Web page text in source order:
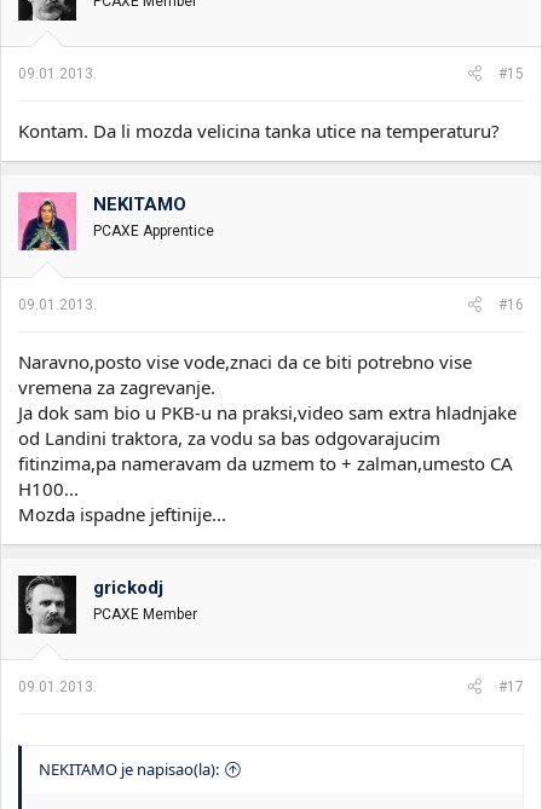
09.01.2013. #15
Kontam. Da li mozda velicina tanka utice na temperaturu?
NEKITAMO
PCAXE Apprentice
09.01.2013. #16
Naravno,posto vise vode,znaci da ce biti potrebno vise
vremena za zagrevanje.
Ja dok sam bio u PKB-u na praksi,video sam extra hladnjake
od Landini traktora, za vodu sa bas odgovarajucim
fitinzima,pa nameravam da uzmem to + zalman,umesto CA
H100...
Mozda ispadne jeftinije...
grickodj
PCAXE Member
09.01.2013. #17
NEKITAMO je napisao(la):